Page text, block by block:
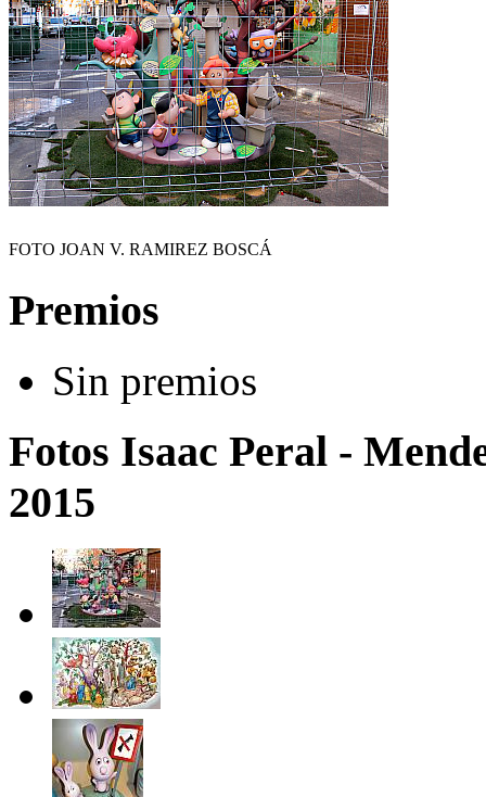
FOTO JOAN V. RAMIREZ BOSCÁ
Premios
Sin premios
Fotos Isaac Peral -
2015